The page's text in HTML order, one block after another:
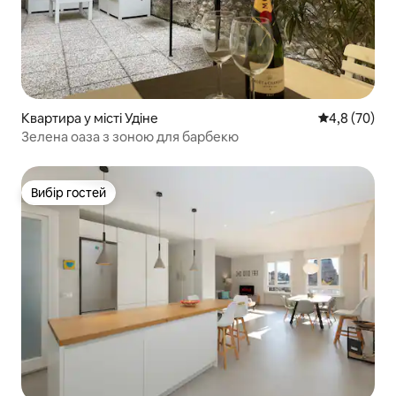
Квартира у місті Удіне Середня
4,8 (70)
Зелена оаза з зоною для барбекю
Вибір гостей
Вибір гостей